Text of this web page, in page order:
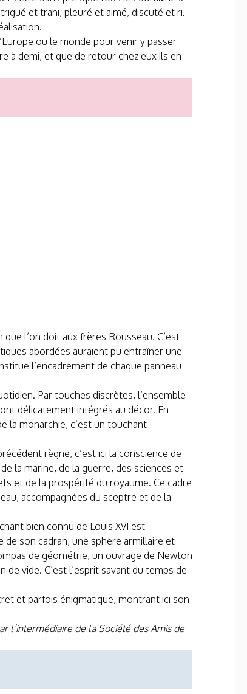
et trahi, pleuré et aimé, discuté et ri.
ou le monde pour venir y passer
à demi, et que de retour chez eux ils en
l’on doit aux frères Rousseau. C’est
abordées auraient pu entraîner une
l’encadrement de chaque panneau
Par touches discrètes, l’ensemble
délicatement intégrés au décor. En
la monarchie, c’est un touchant
règne, c’est ici la conscience de
la marine, de la guerre, des sciences et
et de la prospérité du royaume. Ce cadre
accompagnées du sceptre et de la
bien connu de Louis XVI est
son cadran, une sphère armillaire et
de géométrie, un ouvrage de Newton
vide. C’est l’esprit savant du temps de
et parfois énigmatique, montrant ici son
l’intermédiaire de la Société des Amis de